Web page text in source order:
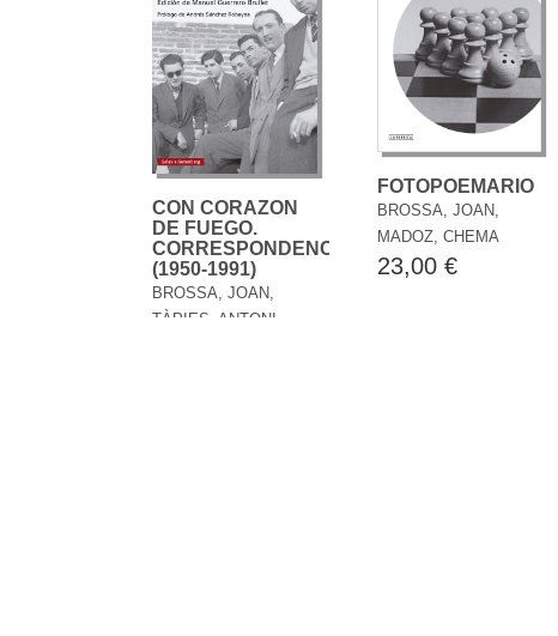
CON CORAZON
DE FUEGO.
CORRESPONDENCIA
(1950-1991)
BROSSA, JOAN,
TÀPIES, ANTONI
FOTOPOEMARIO
BROSSA, JOAN,
MADOZ, CHEMA
23,00 €